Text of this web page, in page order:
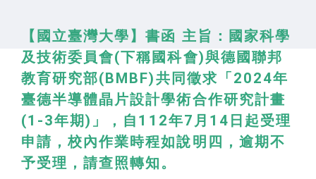
【國立臺灣大學】書函 主旨：國家科學
及技術委員會(下稱國科會)與德國聯邦
教育研究部(BMBF)共同徵求「2024年
臺德半導體晶片設計學術合作研究計畫
(1-3年期)」，自112年7月14日起受理
申請，校內作業時程如說明四，逾期不
予受理，請查照轉知。